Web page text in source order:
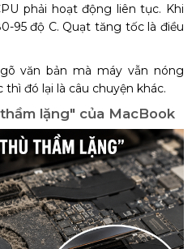
phải hoạt động liên tục. Khi
95 độ C. Quạt tăng tốc là điều
văn bản mà máy vẫn nóng
đó lại là câu chuyện khác.
lặng" của MacBook